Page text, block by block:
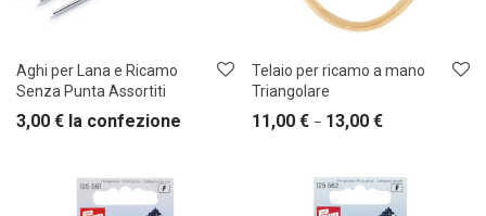
Aghi per Lana e Ricamo
Senza Punta Assortiti
3,00 € la confezione
Telaio per ricamo a mano
Triangolare
11,00 € – 13,00 €